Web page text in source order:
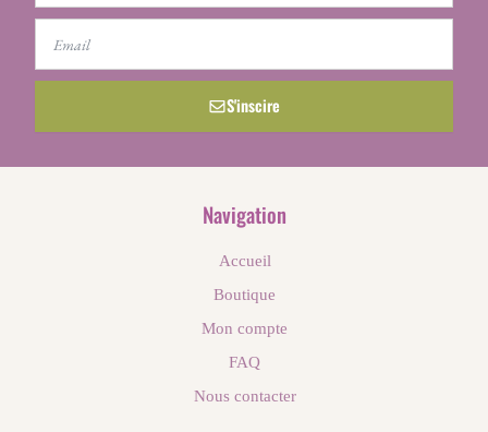
S'inscire
Navigation
Accueil
Boutique
Mon compte
FAQ
Nous contacter